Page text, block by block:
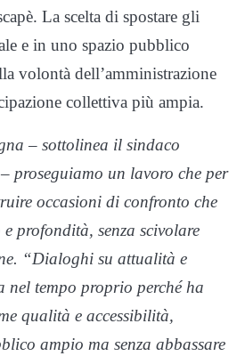
La scelta di spostare gli
e in uno spazio pubblico
volontà dell’amministrazione
collettiva più ampia.
– sottolinea il sindaco
proseguiamo un lavoro che per
occasioni di confronto che
profondità, senza scivolare
“Dialoghi su attualità e
nel tempo proprio perché ha
qualità e accessibilità,
ampio ma senza abbassare